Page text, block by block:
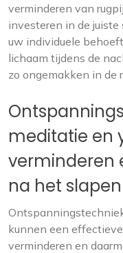
verminderen van
investeren in de
uw individuele
lichaam tijdens de
zo ongemakken in de
meditatie en
verminderen
na het
kunnen een
verminderen en